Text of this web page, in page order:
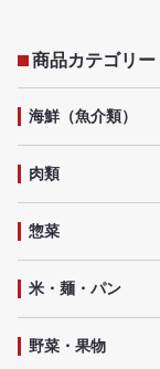
商品カテゴリー
海鮮（魚介類）
肉類
惣菜
米・麺・パン
野菜・果物